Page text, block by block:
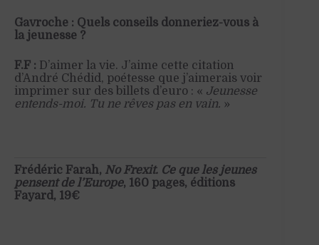
Gavroche : Quels conseils donneriez-vous à
la jeunesse ?
F.F : D’aimer la vie. J’aime cette citation
d’André Chédid, poétesse que j’aimerais voir
imprimer sur des billets d’euro : « Jeunesse
entends-moi. Tu ne rêves pas en vain. »
Frédéric Farah, No Frexit. Ce que les jeunes
pensent de l’Europe, 160 pages, éditions
Fayard, 19€